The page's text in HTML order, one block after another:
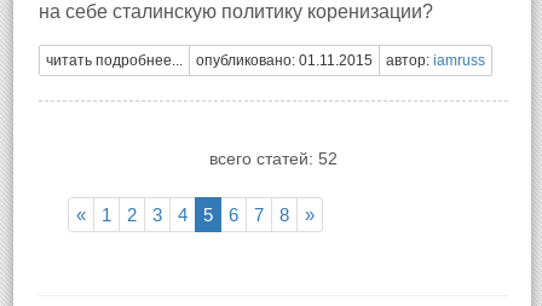
на себе сталинскую политику коренизации?
читать подробнее... опубликовано: 01.11.2015 автор: iamruss
всего статей: 52
« 1 2 3 4 5 6 7 8 »